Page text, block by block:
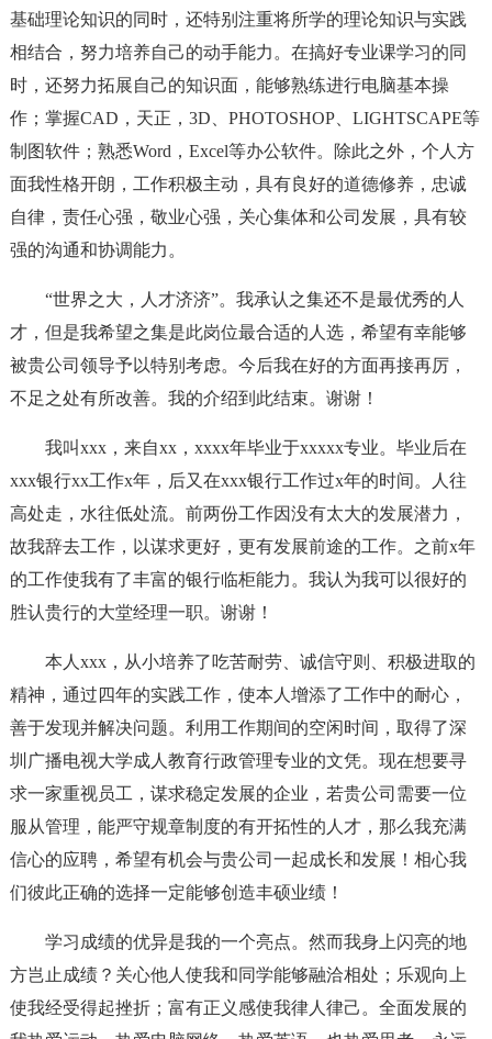
基础理论知识的同时，还特别注重将所学的理论知识与实践
相结合，努力培养自己的动手能力。在搞好专业课学习的同
时，还努力拓展自己的知识面，能够熟练进行电脑基本操
作；掌握CAD，天正，3D、PHOTOSHOP、LIGHTSCAPE等
制图软件；熟悉Word，Excel等办公软件。除此之外，个人方
面我性格开朗，工作积极主动，具有良好的道德修养，忠诚
自律，责任心强，敬业心强，关心集体和公司发展，具有较
强的沟通和协调能力。
“世界之大，人才济济”。我承认之集还不是最优秀的人
才，但是我希望之集是此岗位最合适的人选，希望有幸能够
被贵公司领导予以特别考虑。今后我在好的方面再接再厉，
不足之处有所改善。我的介绍到此结束。谢谢！
我叫xxx，来自xx，xxxx年毕业于xxxxx专业。毕业后在
xxx银行xx工作x年，后又在xxx银行工作过x年的时间。人往
高处走，水往低处流。前两份工作因没有太大的发展潜力，
故我辞去工作，以谋求更好，更有发展前途的工作。之前x年
的工作使我有了丰富的银行临柜能力。我认为我可以很好的
胜认贵行的大堂经理一职。谢谢！
本人xxx，从小培养了吃苦耐劳、诚信守则、积极进取的
精神，通过四年的实践工作，使本人增添了工作中的耐心，
善于发现并解决问题。利用工作期间的空闲时间，取得了深
圳广播电视大学成人教育行政管理专业的文凭。现在想要寻
求一家重视员工，谋求稳定发展的企业，若贵公司需要一位
服从管理，能严守规章制度的有开拓性的人才，那么我充满
信心的应聘，希望有机会与贵公司一起成长和发展！相心我
们彼此正确的选择一定能够创造丰硕业绩！
学习成绩的优异是我的一个亮点。然而我身上闪亮的地
方岂止成绩？关心他人使我和同学能够融洽相处；乐观向上
使我经受得起挫折；富有正义感使我律人律己。全面发展的